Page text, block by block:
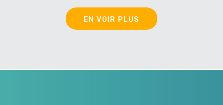
EN VOIR PLUS